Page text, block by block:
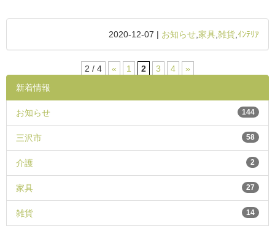
2020-12-07 | お知らせ 家具 雑貨 ｲﾝﾃﾘｱ
2 / 4 « 1 2 3 4
»
新着情報
144
お知らせ
58
三沢市
2
介護
27
家具
14
雑貨